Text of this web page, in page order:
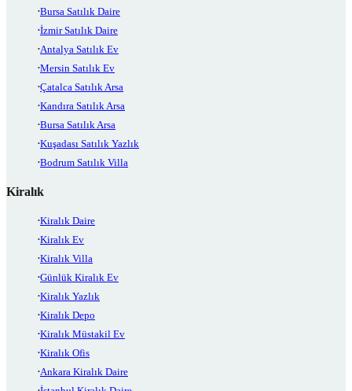
Bursa Satılık Daire
İzmir Satılık Daire
Antalya Satılık Ev
Mersin Satılık Ev
Çatalca Satılık Arsa
Kandıra Satılık Arsa
Bursa Satılık Arsa
Kuşadası Satılık Yazlık
Bodrum Satılık Villa
Kiralık
Kiralık Daire
Kiralık Ev
Kiralık Villa
Günlük Kiralık Ev
Kiralık Yazlık
Kiralık Depo
Kiralık Müstakil Ev
Kiralık Ofis
Ankara Kiralık Daire